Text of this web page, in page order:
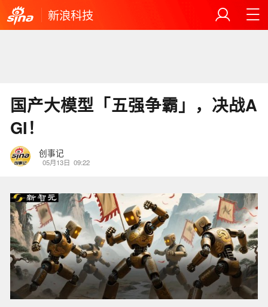
新浪科技
国产大模型「五强争霸」，决战A
GI！
创事记
05月13日 09:22